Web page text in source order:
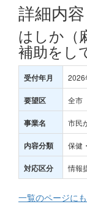
詳細内容
はしか（
補助をし
受付年月 2026
要望区 全市
事業名 市民
内容分類 保健
対応区分 情報
一覧のページに